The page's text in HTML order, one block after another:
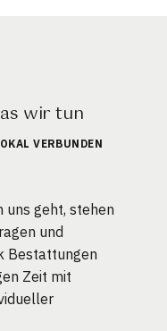
wir tun
VERBUNDEN
uns geht, stehen
und
Bestattungen
Zeit mit